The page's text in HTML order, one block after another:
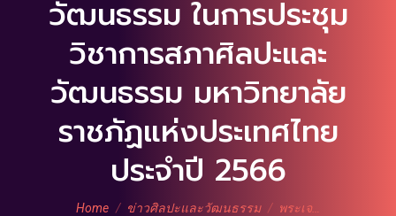
วัฒนธรรม ในการประชุม
วิชาการสภาศิลปะและ
วัฒนธรรม มหาวิทยาลัย
ราชภัฏแห่งประเทศไทย
ประจำปี 2566
You are here:
Home ข่าวศิลปะและวัฒนธรรม พระเจ…